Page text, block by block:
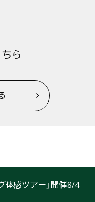
ら
体感ツアー」開催8/4